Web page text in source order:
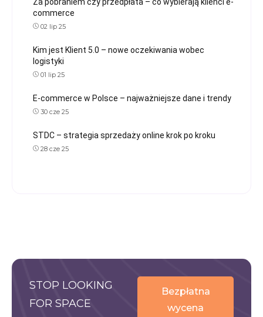
Za pobraniem czy przedpłata – co wybierają klienci e-
commerce
02 lip 25
Kim jest Klient 5.0 – nowe oczekiwania wobec
logistyki
01 lip 25
E-commerce w Polsce – najważniejsze dane i trendy
30 cze 25
STDC – strategia sprzedaży online krok po kroku
28 cze 25
STOP LOOKING
FOR SPACE
Bezpłatna
wycena